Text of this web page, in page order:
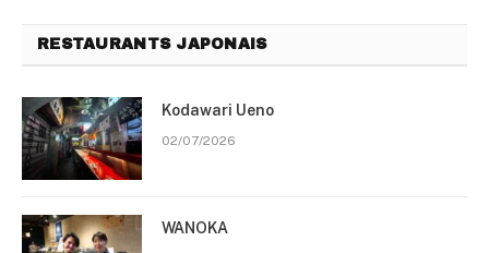
RESTAURANTS JAPONAIS
Kodawari Ueno
02/07/2026
WANOKA